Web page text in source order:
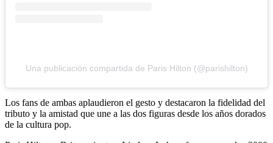
Una publicación compartida de Paris Hilton (@parishilton)
Los fans de ambas aplaudieron el gesto y destacaron la fidelidad del
tributo y la amistad que une a las dos figuras desde los años dorados
de la cultura pop.